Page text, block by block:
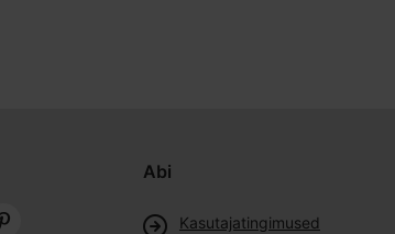
Abi
Kasutajatingimused